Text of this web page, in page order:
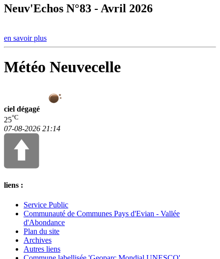
Neuv'Echos N°83 - Avril 2026
en savoir plus
Météo Neuvecelle
ciel dégagé
25°C
07-08-2026 21:14
liens :
Service Public
Communauté de Communes Pays d'Evian - Vallée
d'Abondance
Plan du site
Archives
Autres liens